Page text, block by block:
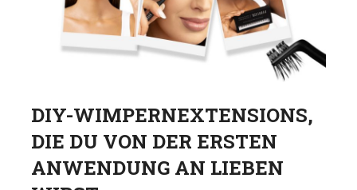
DIY-WIMPERNEXTENSIONS,
DIE DU VON DER ERSTEN
ANWENDUNG AN LIEBEN